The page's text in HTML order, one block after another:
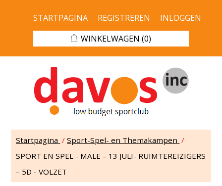
STARTPAGINA REGISTREREN
INLOGGEN
WINKELWAGEN (0)
Startpagina / Sport-Spel- en Themakampen /
SPORT EN SPEL - MALE – 13 JULI- RUIMTEREIZIGERS
– 5D - VOLZET